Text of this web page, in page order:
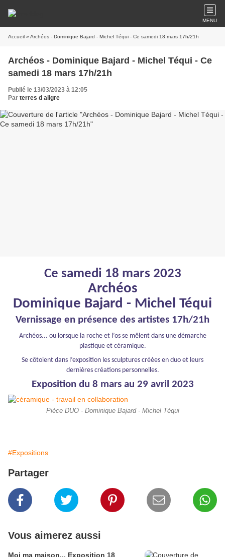
MENU
Accueil » Archéos - Dominique Bajard - Michel Téqui - Ce samedi 18 mars 17h/21h
Archéos - Dominique Bajard - Michel Téqui - Ce
samedi 18 mars 17h/21h
Publié le 13/03/2023 à 12:05
Par terres d aligre
Ce samedi 18 mars 2023
Archéos
Dominique Bajard - Michel Téqui
Vernissage en présence des artistes 17h/21h
Archéos... ou lorsque la roche et l’os se mêlent dans une démarche
plastique et céramique.
Se côtoient dans l’exposition les sculptures créées en duo et leurs
dernières créations personnelles.
Exposition du 8 mars au 29 avril 2023
Pièce DUO - Dominique Bajard - Michel Téqui
#Expositions
Partager
Vous aimerez aussi
Moi ma maison... Exposition 18